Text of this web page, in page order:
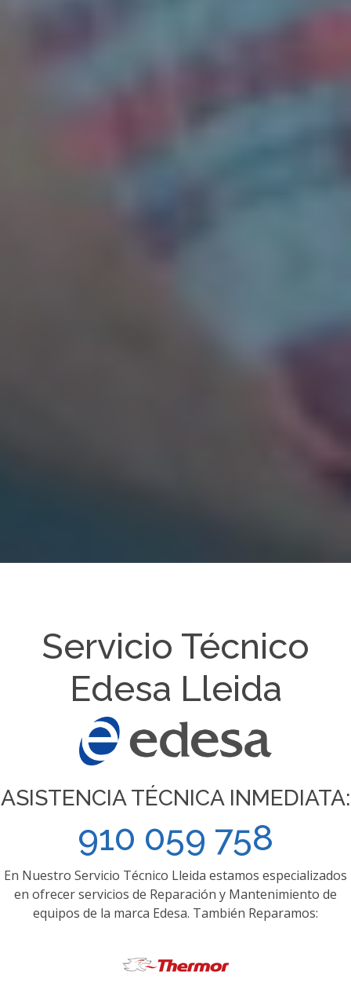
Servicio Técnico
Edesa Lleida
ASISTENCIA TÉCNICA INMEDIATA:
910 059 758
En Nuestro Servicio Técnico Lleida estamos especializados
en ofrecer servicios de Reparación y Mantenimiento de
equipos de la marca Edesa. También Reparamos: